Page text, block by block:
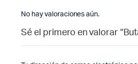
No hay valoraciones aún.
Sé el primero en valorar